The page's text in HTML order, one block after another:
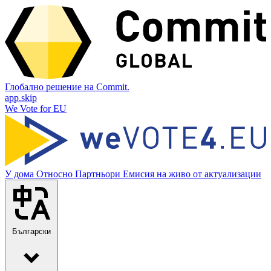
Глобално решение на Commit.
app.skip
We Vote for EU
У дома Относно Партньори Емисия на живо от актуализации
Български